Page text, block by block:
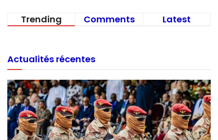
Trending Comments Latest
Actualités récentes